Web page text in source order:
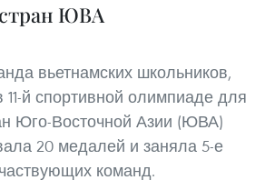
ЮВА
вьетнамских школьников,
й спортивной олимпиаде для
Юго-Восточной Азии (ЮВА)
20 медалей и заняла 5-е
команд.